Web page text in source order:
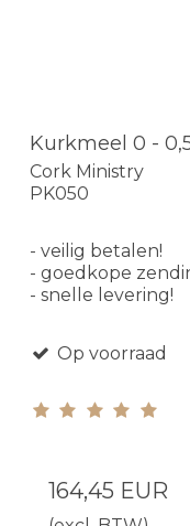
Kurkmeel 0 -
Cork Ministry
PK050
- veilig betalen!
- goedkope
- snelle levering!
Op voorraad
164,45 EUR